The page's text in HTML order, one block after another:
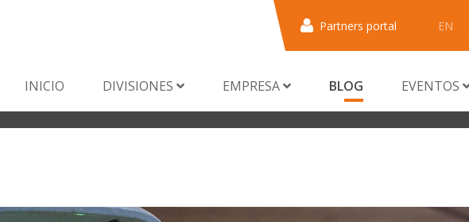
Partners portal EN
INICIO DIVISIONES EMPRESA BLOG EVENTOS